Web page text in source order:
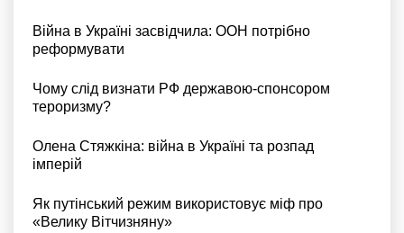
Війна в Україні засвідчила: ООН потрібно
реформувати
Чому слід визнати РФ державою-спонсором
тероризму?
Олена Стяжкіна: війна в Україні та розпад
імперій
Як путінський режим використовує міф про
«Велику Вітчизняну»